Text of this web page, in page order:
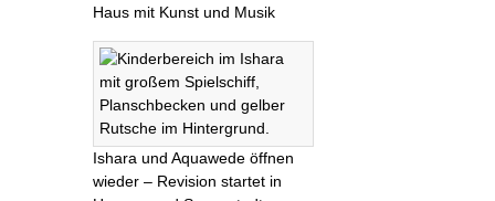
Haus mit Kunst und Musik
Ishara und Aquawede öffnen
wieder – Revision startet in